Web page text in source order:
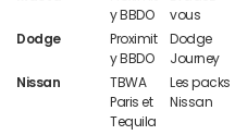
y BBDO
vous
Dodge
Proximit
y BBDO
Dodge
Journey
Nissan
TBWA
Paris et
Tequila
Les packs
Nissan